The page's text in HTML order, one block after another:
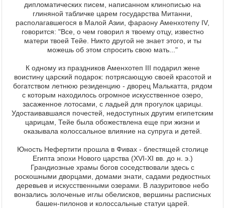
дипломатических писем, написанном клинописью на
глиняной табличке царем государства Митанни,
располагавшегося в Малой Азии, фараону Аменхотепу IV,
говорится: "Все, о чем говорил я твоему отцу, известно
матери твоей Тейе. Никто другой не знает этого, и ты
можешь об этом спросить свою мать..."
К одному из праздников Аменхотеп III подарил жене
воистину царский подарок: потрясающую своей красотой и
богатством летнюю резиденцию - дворец Малькатта, рядом
с которым находилось огромное искусственное озеро,
засаженное лотосами, с ладьей для прогулок царицы.
Удостаивавшаяся почестей, недоступных другим египетским
царицам, Тейе была обожествлена еще при жизни и
оказывала колоссальное влияние на супруга и детей.
Юность Нефертити прошла в Фивах - блестящей столице
Египта эпохи Нового царства (XVI-XI вв. до н. э.)
Грандиозные храмы богов соседствовали здесь с
роскошными дворцами, домами знати, садами редкостных
деревьев и искусственными озерами. В лазуритовое небо
вонзались золоченые иглы обелисков, вершины расписных
башен-пилонов и колоссальные статуи царей.